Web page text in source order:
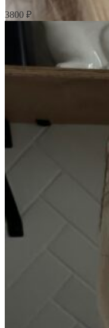
3800 ₽